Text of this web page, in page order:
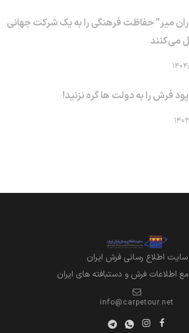
میر" حفاظت فرهنگی را به یک شرکت جهانی
می‌کنند
۱۷
پود فرش را به دولت ها گره نزنید!
۱۱
سايت اطلاع رساني فرش ايران
اطلاعات فرش و دستبافته های ایران
info@carpetour.net